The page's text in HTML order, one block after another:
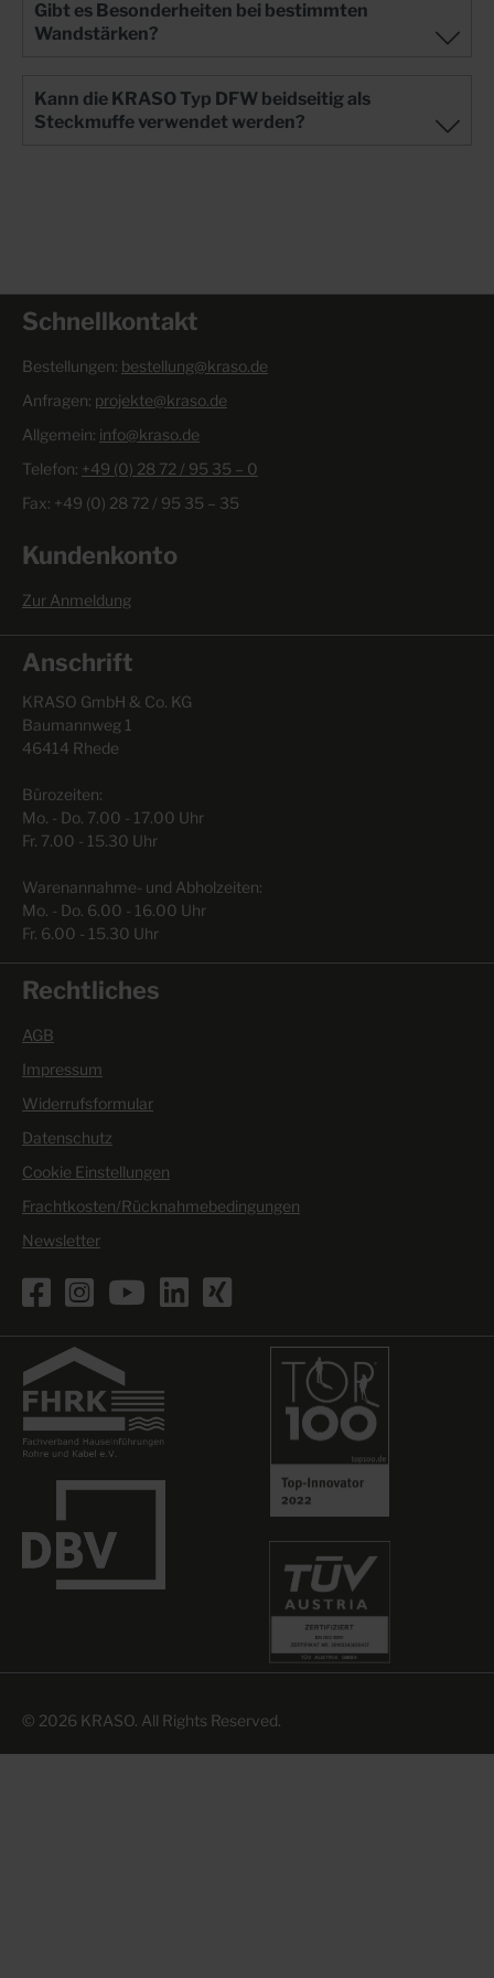
Gibt es Besonderheiten bei bestimmten
Wandstärken?
Kann die KRASO Typ DFW beidseitig als
Steckmuffe verwendet werden?
Schnellkontakt
Bestellungen: bestellung@kraso.de
Anfragen: projekte@kraso.de
Allgemein: info@kraso.de
Telefon: +49 (0) 28 72 / 95 35 – 0
Fax: +49 (0) 28 72 / 95 35 – 35
Kundenkonto
Zur Anmeldung
Anschrift
KRASO GmbH & Co. KG
Baumannweg 1
46414 Rhede
Bürozeiten:
Mo. - Do. 7.00 - 17.00 Uhr
Fr. 7.00 - 15.30 Uhr
Warenannahme- und Abholzeiten:
Mo. - Do. 6.00 - 16.00 Uhr
Fr. 6.00 - 15.30 Uhr
Rechtliches
AGB
Impressum
Widerrufsformular
Datenschutz
Cookie Einstellungen
Frachtkosten/Rücknahmebedingungen
Newsletter
© 2026 KRASO. All Rights Reserved.